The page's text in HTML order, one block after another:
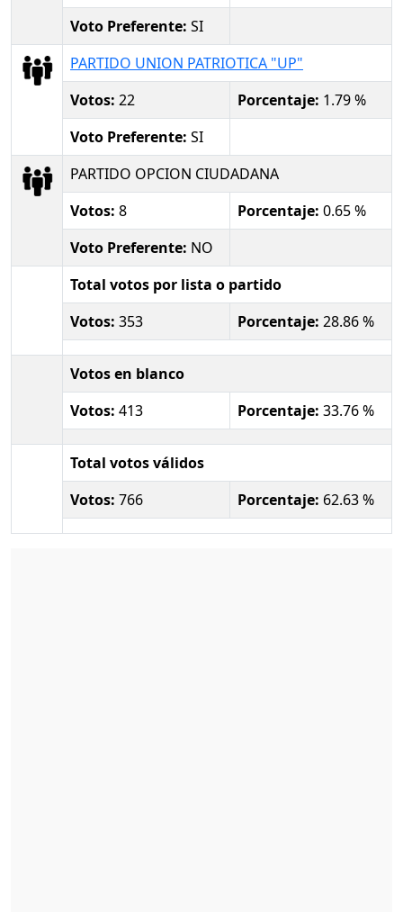
Voto Preferente: SI
PARTIDO UNION PATRIOTICA "UP"
Votos: 22 Porcentaje: 1.79 %
Voto Preferente: SI
PARTIDO OPCION CIUDADANA
Votos: 8 Porcentaje: 0.65 %
Voto Preferente: NO
Total votos por lista o partido
Votos: 353 Porcentaje: 28.86 %
Votos en blanco
Votos: 413 Porcentaje: 33.76 %
Total votos válidos
Votos: 766 Porcentaje: 62.63 %